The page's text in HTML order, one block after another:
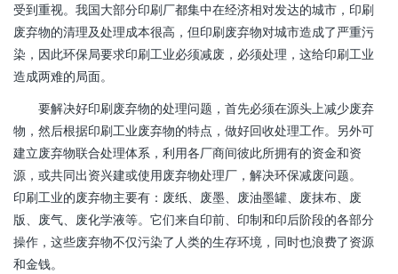
受到重视。我国大部分印刷厂都集中在经济相对发达的城市，印刷
废弃物的清理及处理成本很高，但印刷废弃物对城市造成了严重污
染，因此环保局要求印刷工业必须减废，必须处理，这给印刷工业
造成两难的局面。
要解决好印刷废弃物的处理问题，首先必须在源头上减少废弃
物，然后根据印刷工业废弃物的特点，做好回收处理工作。另外可
建立废弃物联合处理体系，利用各厂商间彼此所拥有的资金和资
源，或共同出资兴建或使用废弃物处理厂，解决环保减废问题。
印刷工业的废弃物主要有：废纸、废墨、废油墨罐、废抹布、废
版、废气、废化学液等。它们来自印前、印制和印后阶段的各部分
操作，这些废弃物不仅污染了人类的生存环境，同时也浪费了资源
和金钱。